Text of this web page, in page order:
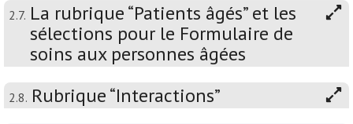
2.7. La rubrique “Patients âgés” et les
sélections pour le Formulaire de
soins aux personnes âgées
2.8. Rubrique “Interactions”